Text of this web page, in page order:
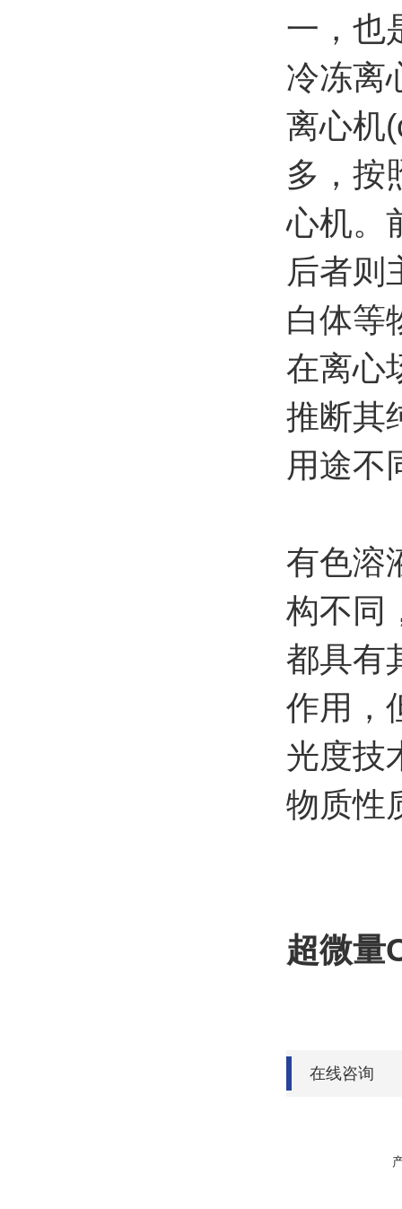
一，也
冷冻离
离心机
多，按
心机。
后者则
白体等
在离心
推断其
用途不
有色溶
构不同
都具有
作用，
光度技
物质性
超微量
在线咨询